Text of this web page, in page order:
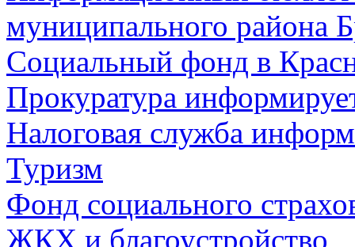
муниципального района
Социальный фонд в
Прокуратура
Налоговая служба
Туризм
Фонд социального
ЖКХ и благоустройство